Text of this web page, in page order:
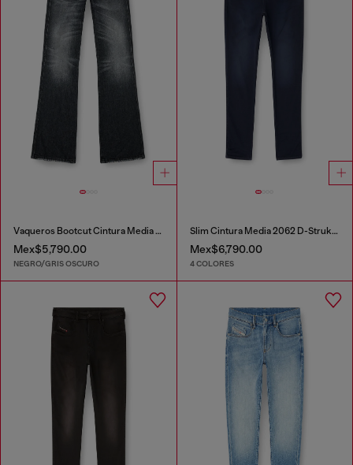
Vaqueros Bootcut Cintura Media 1998 D-Buck
Mex$5,790.00
NEGRO/GRIS OSCURO
Slim Cintura Media 2062 D-Strukt Joggjeans®
Mex$6,790.00
4 COLORES